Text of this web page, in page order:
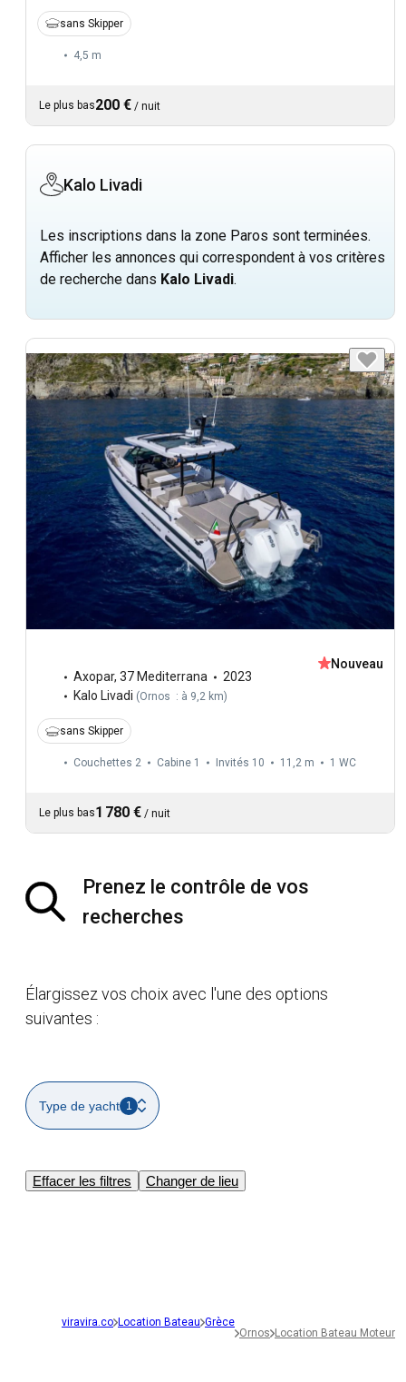
sans Skipper
4,5 m
Le plus bas200 € / nuit
Kalo Livadi
Les inscriptions dans la zone Paros sont terminées.
Afficher les annonces qui correspondent à vos critères
de recherche dans Kalo Livadi.
Axopar, 37 Mediterrana
2023
Kalo Livadi (Ornos : à 9,2 km)
Nouveau
sans Skipper
Couchettes 2 Cabine 1 Invités 10 11,2 m 1 WC
Le plus bas1 780 € / nuit
Prenez le contrôle de vos
recherches
Élargissez vos choix avec l'une des options
suivantes :
Type de yacht 1
Effacer les filtres Changer de lieu
viravira.co Location Bateau Grèce
Ornos Location Bateau Moteur